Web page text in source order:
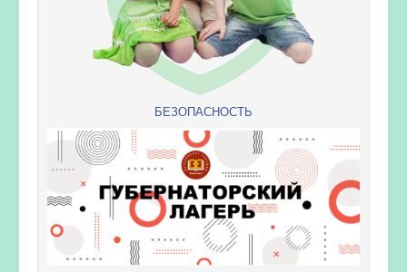
БЕЗОПАСНОСТЬ